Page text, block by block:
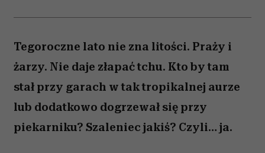
Tegoroczne lato nie zna litości. Praży i
żarzy. Nie daje złapać tchu. Kto by tam
stał przy garach w tak tropikalnej aurze
lub dodatkowo dogrzewał się przy
piekarniku? Szaleniec jakiś? Czyli… ja.